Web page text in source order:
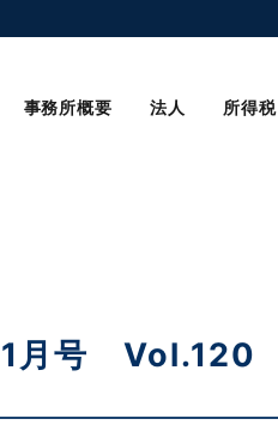
事務所概要 法人 所得税
月号 Vol.120